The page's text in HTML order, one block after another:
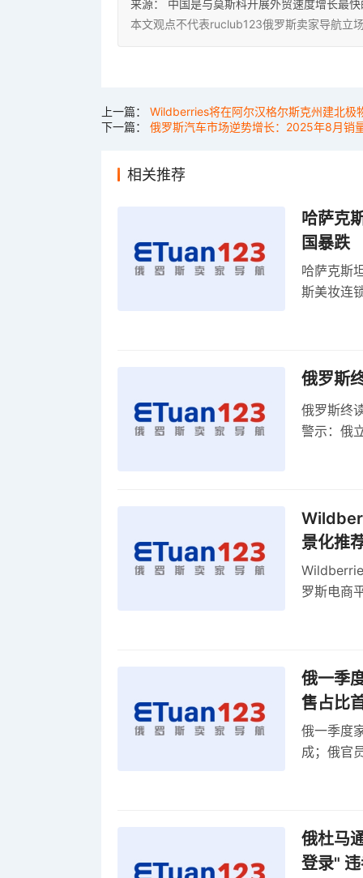
来源：
中国是与莫斯科开展外贸速度增长最
本文观点不代表ruclub123俄罗斯卖家导航立
上一篇： Wildberries将在阿尔汉格尔斯克州建北极
下一篇： 俄罗斯汽车市场逆势增长：2025年8月销
相关推荐
哈萨克
国暴跌
哈萨克斯
斯美妆连
俄罗斯
俄罗斯终
警示：俄
景化推
罗斯电商
俄一季
售占比
俄一季度
成；俄官
俄杜马
登录"